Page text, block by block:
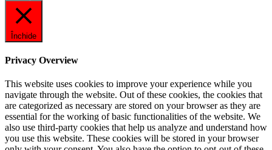
Închide
Privacy Overview
This website uses cookies to improve your experience while you
navigate through the website. Out of these cookies, the cookies that
are categorized as necessary are stored on your browser as they are
essential for the working of basic functionalities of the website. We
also use third-party cookies that help us analyze and understand how
you use this website. These cookies will be stored in your browser